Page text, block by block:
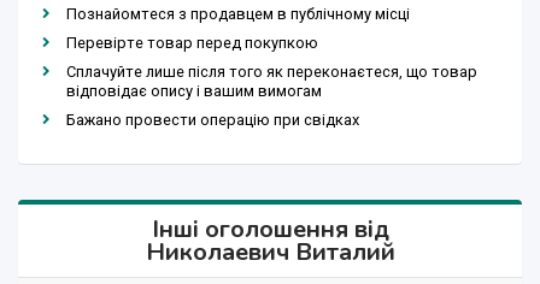
Познайомтеся з продавцем в публічному місці
Перевірте товар перед покупкою
Сплачуйте лише після того як переконаєтеся, що товар
відповідає опису і вашим вимогам
Бажано провести операцію при свідках
Інші оголошення від
Николаевич Виталий